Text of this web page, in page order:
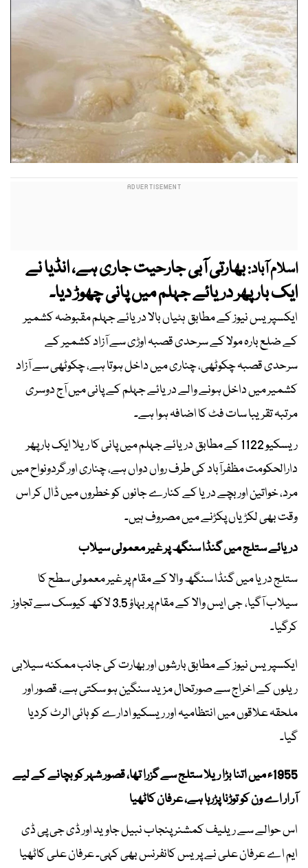
اسلام آباد:بھارتی آبی جارحیت جاری ہے، انڈیا نے
ایک بار پھر دریائے جہلم میں پانی چھوڑ دیا۔
ایکسپریس نیوز کے مطابق ہٹیاں بالا دریائے جہلم مقبوضہ کشمیر
کے ضلع بارہ مولا کے سرحدی قصبہ اوڑی سے آزاد کشمیر کے
سرحدی قصبہ چکوٹھی، چناری میں داخل ہوتا ہے، چکوٹھی سے آزاد
کشمیر میں داخل ہونے والے دریائے جہلم کے پانی میں آج دوسری
مرتبہ تقریبا سات فٹ کا اضافہ ہوا ہے۔
ریسکیو 1122 کے مطابق دریائے جہلم میں پانی کا ریلا ایک بار پھر
دارالحکومت مظفرآباد کی طرف رواں دواں ہے، چناری اور گردونواح میں
مرد، خواتین اور بچے دریا کے کنارے جانوں کو خطروں میں ڈال کر اس
وقت بھی لکڑیاں پکڑنے میں مصروف ہیں۔
دریائے ستلج میں گنڈا سنگھ پر غیر معمولی سیلاب
ستلج دریا میں گنڈا سنگھ والا کے مقام پر غیر معمولی سطح کا
سیلاب آگیا، جی ایس والا کے مقام پر بہاؤ 3.5 لاکھ کیوسک سے تجاوز
کرگیا۔
ایکسپریس نیوز کے مطابق بارشوں اور بھارت کی جانب ممکنہ سیلابی
ریلوں کے اخراج سے صورتحال مزید سنگین ہو سکتی ہے، قصور اور
ملحقہ علاقوں میں انتظامیہ اور ریسکیو ادارے کو ہائی الرٹ کردیا
گیا۔
1955ء میں اتنا بڑا ریلا ستلج سے گزرا تھا، قصور شہر کو بچانے کے لیے
آر ار اے ون کو توڑنا پڑرہا ہے، عرفان کاٹھیا
اس حوالے سے ریلیف کمشنر پنجاب نبیل جاوید اور ڈی جی پی ڈی
ایم اے عرفان علی نے پریس کانفرنس بھی کہی۔ عرفان علی کاٹھیا